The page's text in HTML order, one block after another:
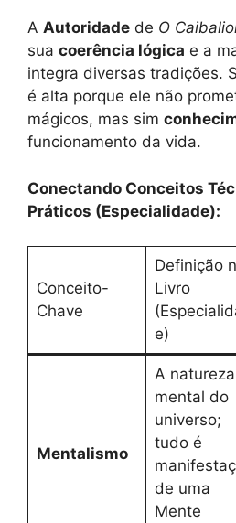
A Autoridade de O
sua coerência lógica e a
integra diversas tradições.
é alta porque ele não
mágicos, mas sim
funcionamento da vida.
Conectando Conceitos
Práticos (Especialidade):
Conceito-
Chave
Definição
Livro
e)
Mentalismo
A natureza
mental do
universo;
tudo é
de uma
Mente